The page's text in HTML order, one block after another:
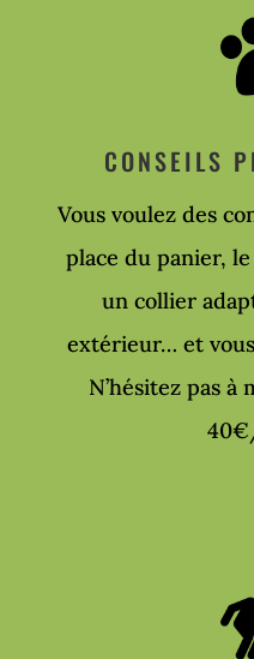
CONSEILS
Vous voulez des
place du panier,
un collier
extérieur… et
N’hésitez pas